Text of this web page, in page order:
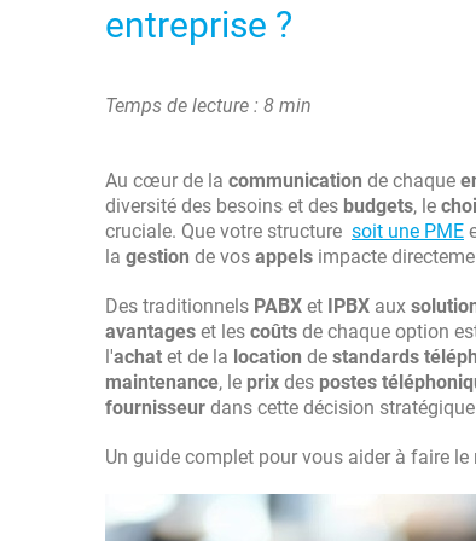
entreprise ?
Temps de lecture : 8 min
Au cœur de la communication de chaque
diversité des besoins et des budgets, le
cruciale. Que votre structure soit une PME
la gestion de vos appels impacte
Des traditionnels PABX et IPBX aux
avantages et les coûts de chaque option
l'achat et de la location de standards
maintenance, le prix des postes
fournisseur dans cette décision
Un guide complet pour vous aider à faire le